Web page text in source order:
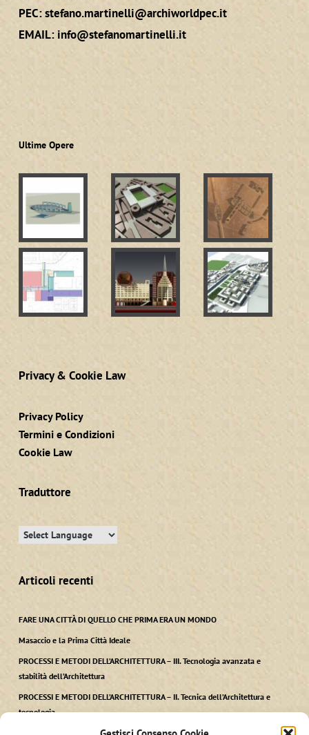
PEC:stefano.martinelli@archiworldpec.it
EMAIL: info@stefanomartinelli.it
Ultime Opere
Privacy & Cookie Law
Privacy Policy
Termini e Condizioni
Cookie Law
Traduttore
Articoli recenti
FARE UNA CITTÀ DI QUELLO CHE PRIMA ERA UN MONDO
Masaccio e la Prima Città Ideale
PROCESSI E METODI DELL’ARCHITETTURA – III. Tecnologia avanzata e
stabilità dell’Architettura
PROCESSI E METODI DELL’ARCHITETTURA – II. Tecnica dell’Architettura e
tecnologia
PROCESSI E METODI DELL’ARCHITETTURA – I. Ars, Techne kai Polis